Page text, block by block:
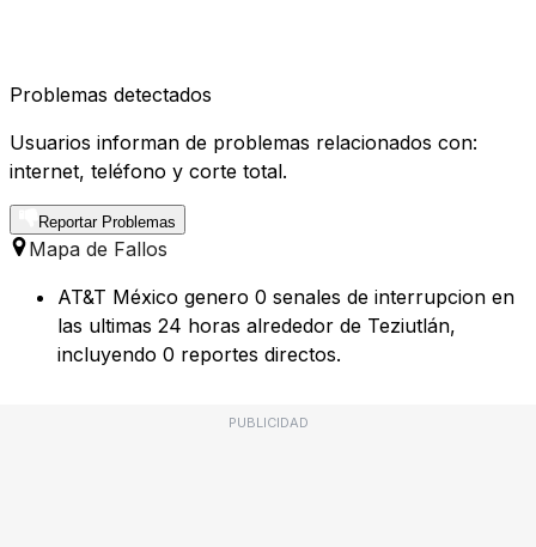
Problemas detectados
Usuarios informan de problemas relacionados con:
internet, teléfono y corte total.
Reportar Problemas
Mapa de Fallos
AT&T México genero 0 senales de interrupcion en
las ultimas 24 horas alrededor de Teziutlán,
incluyendo 0 reportes directos.
PUBLICIDAD